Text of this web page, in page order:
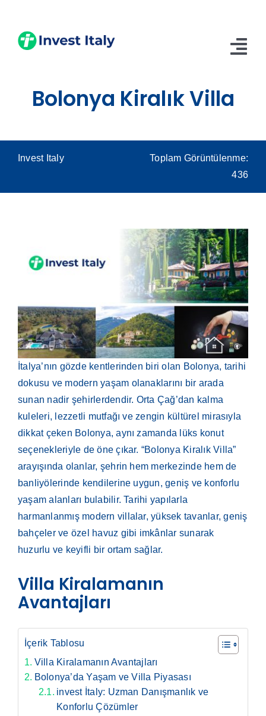
content
Anasayfa
Hizmetler
Bolonya Kiralık Villa
Invest Italy
Toplam Görüntülenme:
436
İtalya’nın gözde kentlerinden biri olan Bolonya, tarihi
dokusu ve modern yaşam olanaklarını bir arada
sunan nadir şehirlerdendir. Orta Çağ’dan kalma
kuleleri, lezzetli mutfağı ve zengin kültürel mirasıyla
dikkat çeken Bolonya, aynı zamanda lüks konut
seçenekleriyle de öne çıkar. “Bolonya Kiralık Villa”
arayışında olanlar, şehrin hem merkezinde hem de
banliyölerinde kendilerine uygun, geniş ve konforlu
yaşam alanları bulabilir. Tarihi yapılarla
harmanlanmış modern villalar, yüksek tavanlar, geniş
bahçeler ve özel havuz gibi imkânlar sunarak
huzurlu ve keyifli bir ortam sağlar.
Villa Kiralamanın
Avantajları
İçerik Tablosu
Villa Kiralamanın Avantajları
Bolonya’da Yaşam ve Villa Piyasası
invest İtaly: Uzman Danışmanlık ve
Konforlu Çözümler